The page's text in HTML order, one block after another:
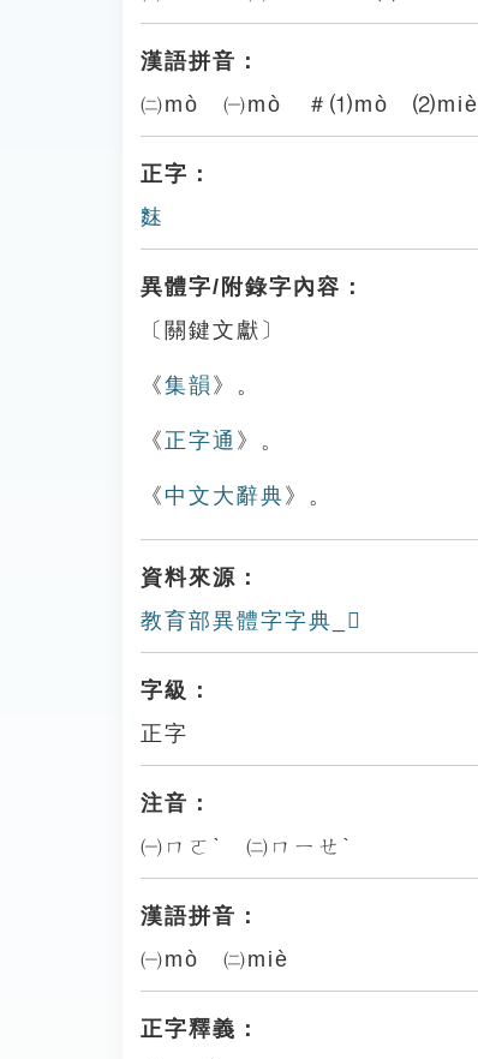
漢語拼音：
㈡mò ㈠mò ＃⑴mò ⑵miè
正字：
䴲
異體字/附錄字內容：
〔關鍵文獻〕
《集韻 》。
《 正字通 》。
《 中文大辭典 》。
資料來源：
教育部異體字字典_𥽘
字級：
正字
注音：
㈠ㄇㄛˋ ㈡ㄇㄧㄝˋ
漢語拼音：
㈠mò ㈡miè
正字釋義：